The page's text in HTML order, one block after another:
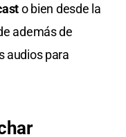
o bien desde la
además de
audios para